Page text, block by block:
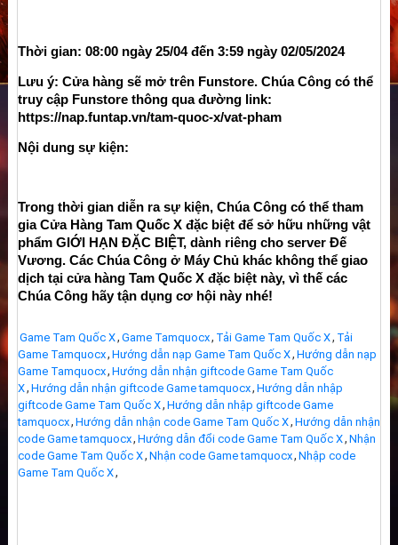
Thời gian: 08:00 ngày 25/04 đến 3:59 ngày 02/05/2024
Lưu ý: Cửa hàng sẽ mở trên Funstore. Chúa Công có thể
truy cập Funstore thông qua đường link:
https://nap.funtap.vn/tam-quoc-x/vat-pham
Nội dung sự kiện:
Trong thời gian diễn ra sự kiện, Chúa Công có thể tham
gia Cửa Hàng Tam Quốc X đặc biệt để sở hữu những vật
phẩm GIỚI HẠN ĐẶC BIỆT, dành riêng cho server Đế
Vương. Các Chúa Công ở Máy Chủ khác không thể giao
dịch tại cửa hàng Tam Quốc X đặc biệt này, vì thế các
Chúa Công hãy tận dụng cơ hội này nhé!
Game Tam Quốc X, Game Tamquocx, Tải Game Tam Quốc X, Tải
Game Tamquocx, Hướng dẫn nạp Game Tam Quốc X, Hướng dẫn nạp
Game Tamquocx, Hướng dẫn nhận giftcode Game Tam Quốc
X, Hướng dẫn nhận giftcode Game tamquocx, Hướng dẫn nhập
giftcode Game Tam Quốc X, Hướng dẫn nhập giftcode Game
tamquocx, Hướng dẫn nhận code Game Tam Quốc X, Hướng dẫn nhận
code Game tamquocx, Hướng dẫn đổi code Game Tam Quốc X, Nhận
code Game Tam Quốc X, Nhận code Game tamquocx, Nhập code
Game Tam Quốc X,